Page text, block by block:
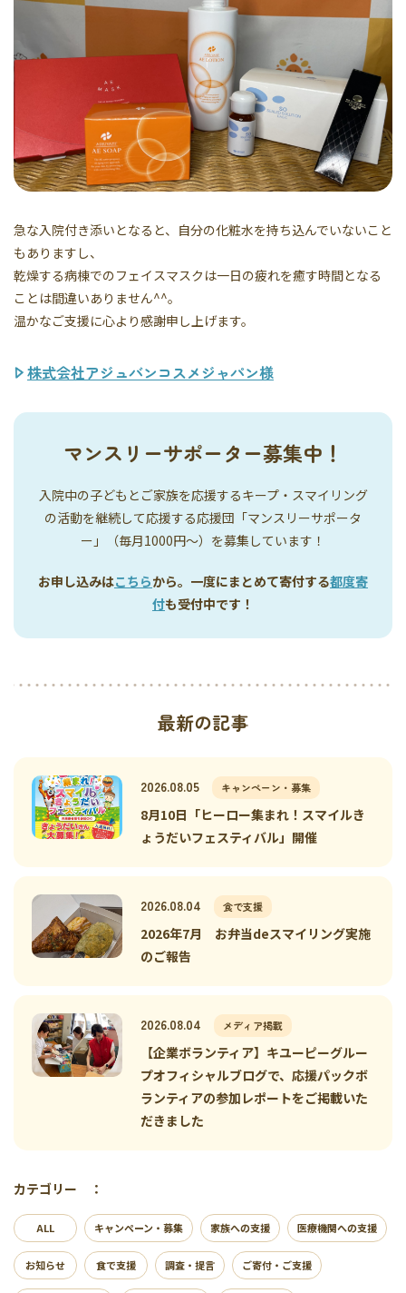
急な入院付き添いとなると、自分の化粧水を持ち込んでいないこと
もありますし、
乾燥する病棟でのフェイスマスクは一日の疲れを癒す時間となる
ことは間違いありません^^。
温かなご支援に心より感謝申し上げます。
株式会社アジュバンコスメジャパン様
マンスリーサポーター募集中！
入院中の子どもとご家族を応援するキープ・スマイリング
の活動を継続して応援する応援団「マンスリーサポータ
ー」（毎月1000円〜）を募集しています！
お申し込みはこちらから。一度にまとめて寄付する都度寄
付も受付中です！
最新の記事
2026.08.05 キャンペーン・募集
8月10日「ヒーロー集まれ！スマイルき
ょうだいフェスティバル」開催
2026.08.04 食で支援
2026年7月 お弁当deスマイリング実施
のご報告
2026.08.04 メディア掲載
【企業ボランティア】キユーピーグルー
プオフィシャルブログで、応援パックボ
ランティアの参加レポートをご掲載いた
だきました
カテゴリー ：
ALL キャンペーン・募集 家族への支援 医療機関への支援
お知らせ 食で支援 調査・提言 ご寄付・ご支援